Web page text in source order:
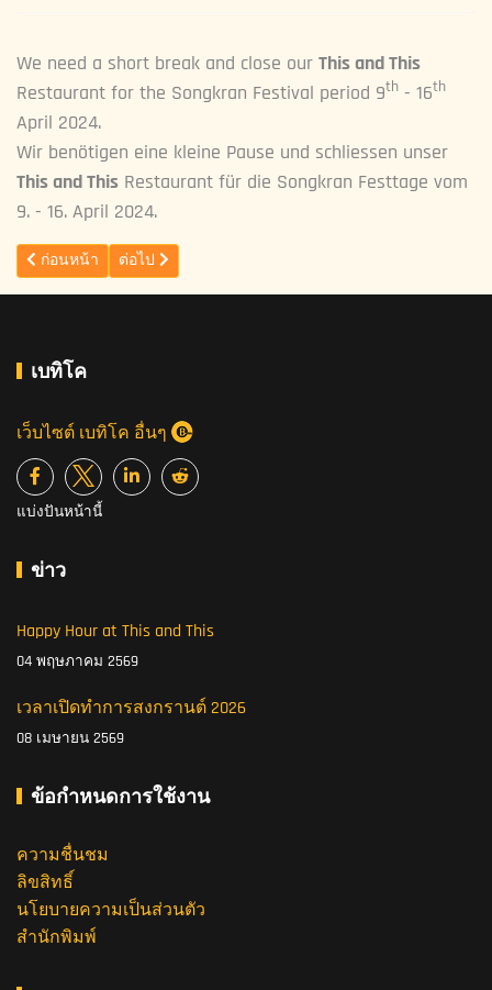
We need a short break and close our This and This
Restaurant for the Songkran Festival period 9th - 16th
April 2024.
Wir benötigen eine kleine Pause und schliessen unser
This and This Restaurant für die Songkran Festtage vom
9. - 16. April 2024.
เนื้อหาก่อนหน้า: Live Music Fridays and Saturdays
ก่อนหน้า เนื้อหาถัดไป: We're open
ต่อไป
เบทิโค
เว็บไซต์ เบทิโค อื่นๆ
แบ่งปันหน้านี้
ข่าว
Happy Hour at This and This
04 พฤษภาคม 2569
เวลาเปิดทำการสงกรานต์ 2026
08 เมษายน 2569
ข้อกำหนดการใช้งาน
ความชื่นชม
ลิขสิทธิ์
นโยบายความเป็นส่วนตัว
สำนักพิมพ์